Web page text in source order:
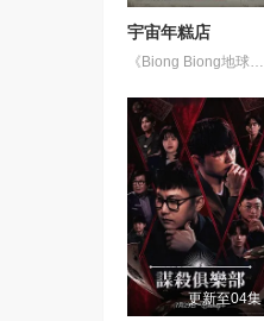
宇宙年糕店
《Biong Biong地球游戏厅》衍生综艺
更新至04集